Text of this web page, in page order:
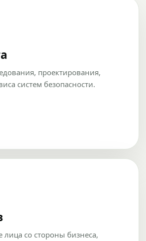
проектирования,
систем безопасности.
лица со стороны бизнеса,